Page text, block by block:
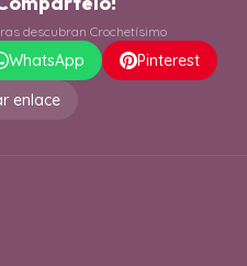
descubran Crochetísimo
WhatsApp
Pinterest
enlace